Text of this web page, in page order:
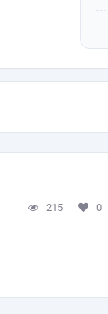
215 0